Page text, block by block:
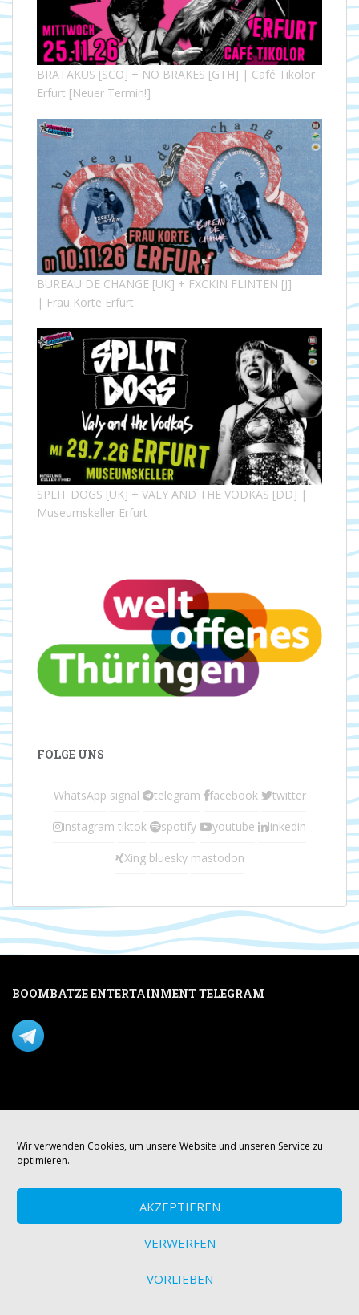
Wir verwenden Cookies, um unsere Website und unseren Service zu
optimieren.
AKZEPTIEREN
VERWERFEN
VORLIEBEN
BRATAKUS [SCO] + NO BRAKES [GTH] | Café Tikolor
Erfurt [Neuer Termin!]
BUREAU DE CHANGE [UK] + FXCKIN FLINTEN [J]
| Frau Korte Erfurt
SPLIT DOGS [UK] + VALY AND THE VODKAS [DD] |
Museumskeller Erfurt
FOLGE UNS
WhatsApp signal telegram facebook twitter
instagram tiktok spotify youtube linkedin
Xing bluesky mastodon
BOOMBATZE ENTERTAINMENT TELEGRAM